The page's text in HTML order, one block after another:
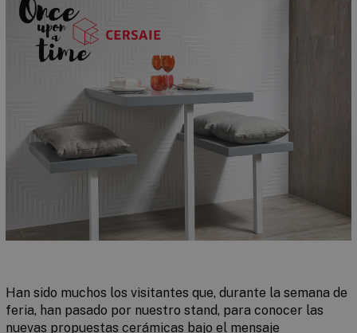
Han sido muchos los visitantes que, durante la semana de
feria, han pasado por nuestro stand, para conocer las
nuevas propuestas cerámicas bajo el mensaje